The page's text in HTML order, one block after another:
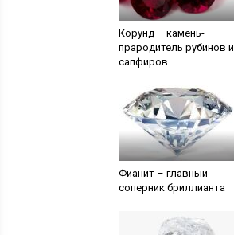
Корунд – камень-
прародитель рубинов и
сапфиров
Фианит – главный
соперник бриллианта